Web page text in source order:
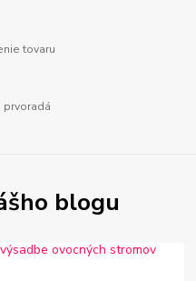
tovaru
prvoradá
blogu